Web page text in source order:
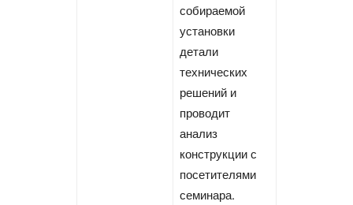
собираемой
установки
детали
технических
решений и
проводит
анализ
конструкции с
посетителями
семинара.